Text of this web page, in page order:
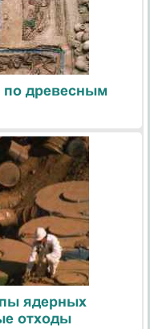
по древесным
ядерных
отходы